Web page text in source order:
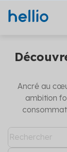
Solutions
Ingénierie
Agriculture
Hellio
Ancré au
ambition